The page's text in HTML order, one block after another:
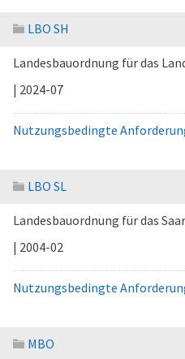
LBO SH
Landesbauordnung für das
| 2024-07
Nutzungsbedingte
LBO SL
Landesbauordnung für das
| 2004-02
Nutzungsbedingte
MBO